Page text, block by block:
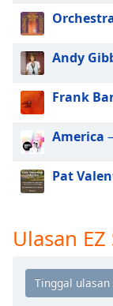
window.
Beginning
dialog
window.
Escape
close
window.
Andy
Frank
America
Pat
Ulasan